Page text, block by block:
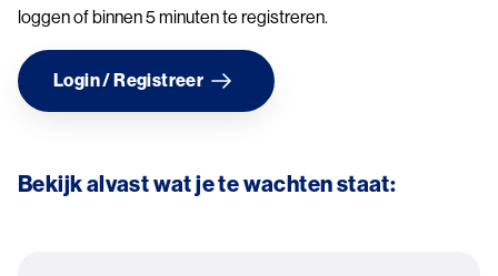
loggen of binnen 5 minuten te registreren.
Login / Registreer
Bekijk alvast wat je te wachten staat: